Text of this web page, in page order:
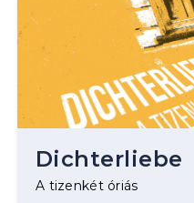
Dichterliebe
A tizenkét óriás